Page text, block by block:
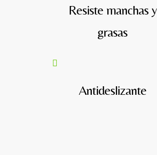
Resiste manchas y
grasas
Antideslizante